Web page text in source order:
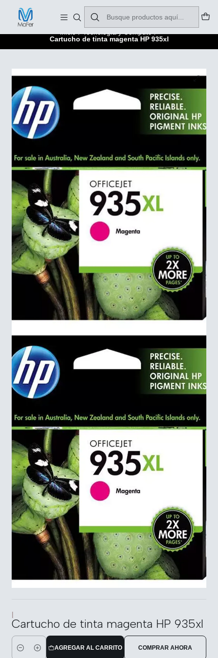
Inicio
Tecnología y Cómputo
Cartucho de tinta magenta HP 935xl
Cartucho de tinta magenta HP 935xl
Cantidad
AGREGAR AL CARRITO COMPRAR AHORA